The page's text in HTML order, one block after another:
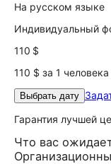
На русском языке
Индивидуальный
110 $
110 $ за 1
Выбрать дату
Гарантия лучшей
Что вас